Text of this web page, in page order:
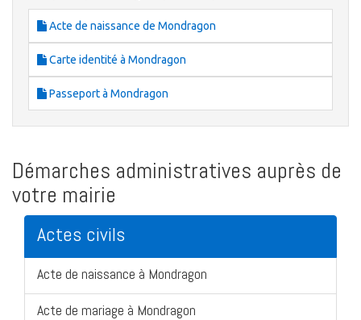
Acte de naissance de Mondragon
Carte identité à Mondragon
Passeport à Mondragon
Démarches administratives auprès de
votre mairie
Actes civils
Acte de naissance à Mondragon
Acte de mariage à Mondragon